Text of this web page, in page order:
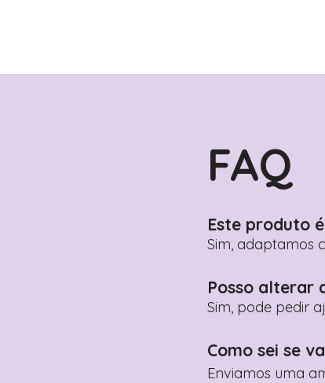
FAQ
Este produto
Sim, adaptamos
Posso alterar
Sim, pode pedir
Como sei se
Enviamos uma